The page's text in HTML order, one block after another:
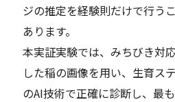
ジの推定を経験則だけで行う
あります。
本実証実験では、みちびき対
した稲の画像を用い、生育ス
のAI技術で正確に診断し、最